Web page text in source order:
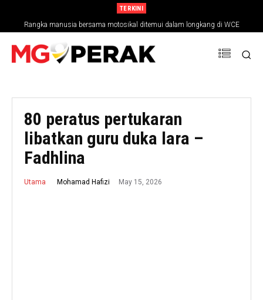
TERKINI
Rangka manusia bersama motosikal ditemui dalam longkang di WCE
80 peratus pertukaran
libatkan guru duka lara –
Fadhlina
Utama Mohamad Hafizi May 15, 2026